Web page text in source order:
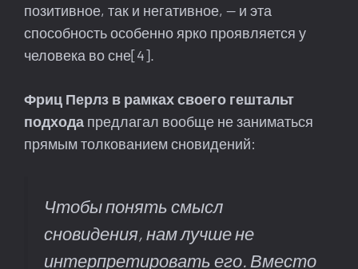
позитивное, так и негативное, — и эта
способность особенно ярко проявляется у
человека во сне[4].
Фриц Перлз в рамках своего гештальт
подхода предлагал вообще не заниматься
прямым толкованием сновидений:
Чтобы понять смысл
сновидения, нам лучше не
интерпретировать его. Вместо